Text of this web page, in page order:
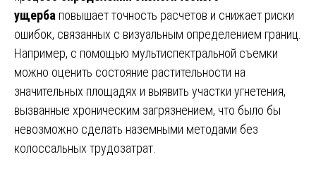
ущерба повышает точность расчетов и снижает риски
ошибок, связанных с визуальным определением границ.
Например, с помощью мультиспектральной съемки
можно оценить состояние растительности на
значительных площадях и выявить участки угнетения,
вызванные хроническим загрязнением, что было бы
невозможно сделать наземными методами без
колоссальных трудозатрат.